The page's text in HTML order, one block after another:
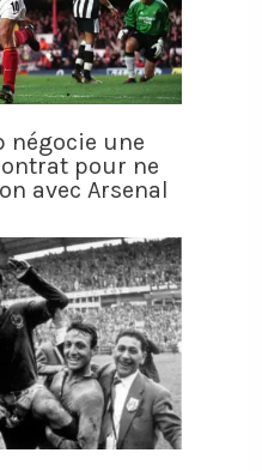
négocie une
pour ne
avec Arsenal